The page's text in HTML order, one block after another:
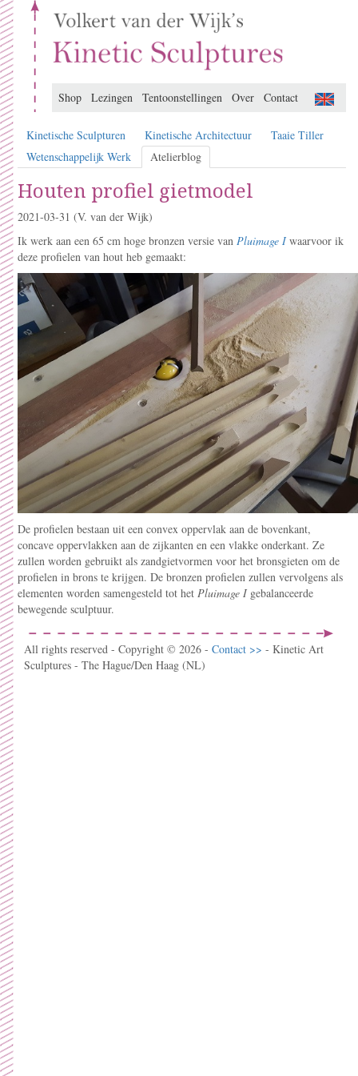
Shop Lezingen Tentoonstellingen Over Contact
Kinetische Sculpturen Kinetische Architectuur
Taaie Tiller
Wetenschappelijk Werk
Atelierblog
Houten profiel gietmodel
2021-03-31 (V. van der Wijk)
Ik werk aan een 65 cm hoge bronzen versie van Pluimage Iwaarvoor ik
deze profielen van hout heb gemaakt:
De profielen bestaan uit een convex oppervlak aan de bovenkant,
concave oppervlakken aan de zijkanten en een vlakke onderkant. Ze
zullen worden gebruikt als zandgietvormen voor het bronsgieten om de
profielen in brons te krijgen. De bronzen profielen zullen vervolgens als
elementen worden samengesteld tot het Pluimage I gebalanceerde
bewegende sculptuur.
All rights reserved - Copyright © 2026 - Contact >> - Kinetic Art
Sculptures - The Hague/Den Haag (NL)